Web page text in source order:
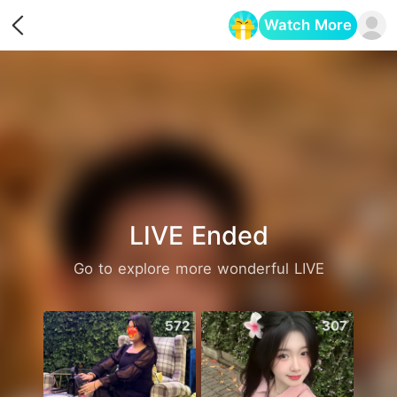
Watch More
LIVE Ended
Go to explore more wonderful LIVE
572 307